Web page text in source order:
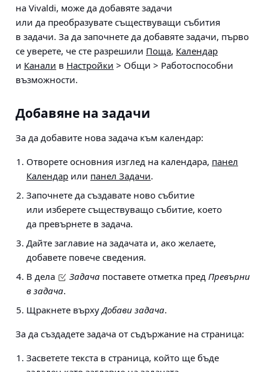
на Vivaldi, може да добавяте задачи
или да преобразувате съществуващи събития
в задачи. За да започнете да добавяте задачи, първо
се уверете, че сте разрешили Поща, Календар
и Канали в Настройки > Общи > Работоспособни
възможности.
Добавяне на задачи
За да добавите нова задача към календар:
Отворете основния изглед на календара, панел
Календар или панел Задачи.
Започнете да създавате ново събитие
или изберете съществуващо събитие, което
да превърнете в задача.
Дайте заглавие на задачата и, ако желаете,
добавете повече сведения.
В дела
Задача поставете отметка пред Превърни
в задача.
Щракнете върхуДобави задача.
За да създадете задача от съдържание на страница:
Засветете текста в страница, който ще бъде